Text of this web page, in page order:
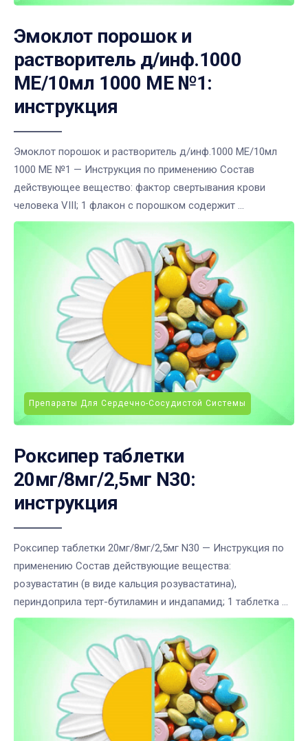
Эмоклот порошок и
растворитель д/инф.1000
МЕ/10мл 1000 МЕ №1:
инструкция
Эмоклот порошок и растворитель д/инф.1000 МЕ/10мл
1000 МЕ №1 — Инструкция по применению Состав
действующее вещество: фактор свертывания крови
человека VIII; 1 флакон с порошком содержит ...
Препараты Для Сердечно-Сосудистой Системы
Роксипер таблетки
20мг/8мг/2,5мг N30:
инструкция
Роксипер таблетки 20мг/8мг/2,5мг N30 — Инструкция по
применению Состав действующие вещества:
розувастатин (в виде кальция розувастатина),
периндоприла терт-бутиламин и индапамид; 1 таблетка ...